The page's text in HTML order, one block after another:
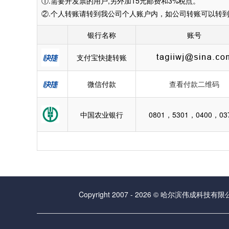
②.个人转账请转到我公司个人账户内，如公司转账可以转
银行名称 账号
支付宝快捷转账
微信付款 查看付款二维码
中国农业银行 0801，5301，0400，
Copyright 2007 - 2026 © 哈尔滨伟成科技有